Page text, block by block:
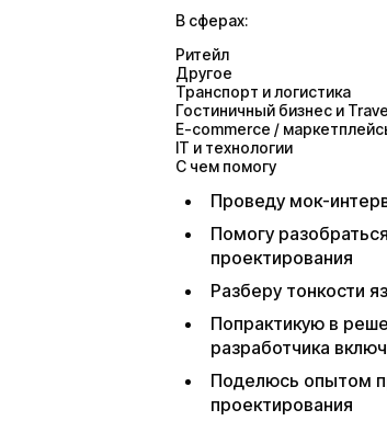
В сферах:
Ритейл
Другое
Транспорт и логистика
Гостиничный бизнес и
E-commerce /
IT и технологии
С чем помогу
Проведу мок-
Помогу
проектирования
Разберу тонкости
Попрактикую в
разработчика
Поделюсь опытом
проектирования